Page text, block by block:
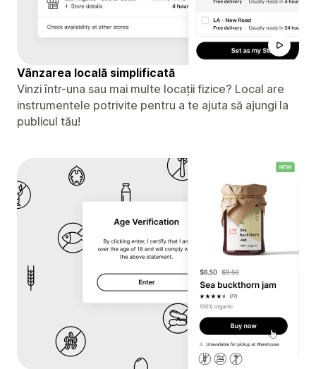
Vânzarea locală simplificată
Vinzi într-una sau mai multe locații fizice? Local are
instrumentele potrivite pentru a te ajuta să ajungi la
publicul tău!